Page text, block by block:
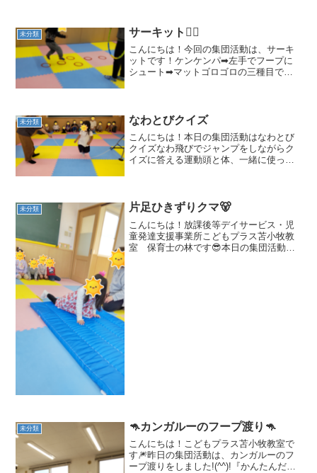
未分類 サーキット🤸‍♀️
こんにちは！今回の集団活動は、サーキ
ットです！ケンケンパ➡左手でフープに
シュート➡マットゴロゴロの三種目で行
で、みんな楽しそう...
未分類 なわとびクイズ
こんにちは！本日の集団活動はなわとび
クイズなわ飛びでジャンプをしながらク
イズに答える運動頭と体、一緒に使って
がです👏✨～今日の1...
未分類 片足ひきずりクマ🐻
こんにちは！放課後等デイサービス・児
童発達支援事業所こどもプラス苫小牧教
室 保育士の林です😎本日の集団活動は
未分類 🦘カンガルーのフープ渡り🦘
こんにちは！こどもプラス苫小牧教室で
す🎆昨日の集団活動は、カンガルーのフ
ープ渡りをしました!(^^)!『かんたんだよ